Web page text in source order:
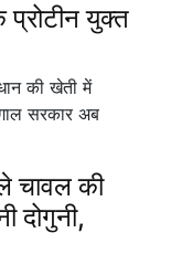
युक्त
की खेती में
सरकार अब
चावल की
दोगुनी,